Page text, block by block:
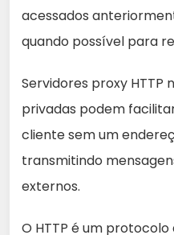
acessados
quando possível para
Servidores proxy HTTP
privadas podem
cliente sem um
transmitindo
externos.
O HTTP é um